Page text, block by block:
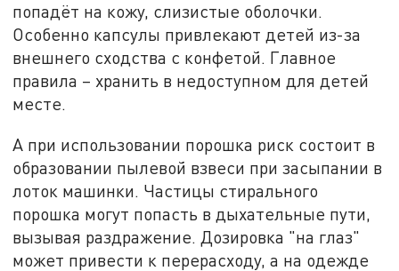
попадёт на кожу, слизистые оболочки.
Особенно капсулы привлекают детей из-за
внешнего сходства с конфетой. Главное
правила – хранить в недоступном для детей
месте.
А при использовании порошка риск состоит в
образовании пылевой взвеси при засыпании в
лоток машинки. Частицы стирального
порошка могут попасть в дыхательные пути,
вызывая раздражение. Дозировка "на глаз"
может привести к перерасходу, а на одежде